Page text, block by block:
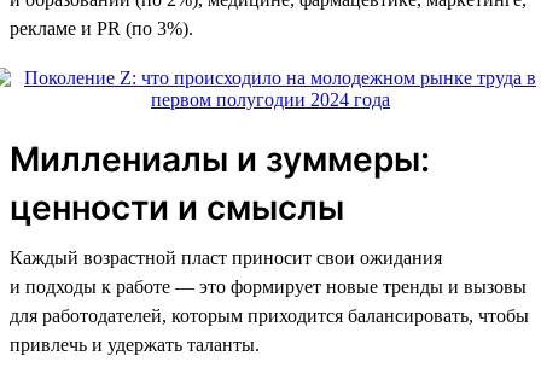
рекламе и PR (по 3%).
Миллениалы и зуммеры:
ценности и смыслы
Каждый возрастной пласт приносит свои ожидания
и подходы к работе — это формирует новые тренды и вызовы
для работодателей, которым приходится балансировать, чтобы
привлечь и удержать таланты.